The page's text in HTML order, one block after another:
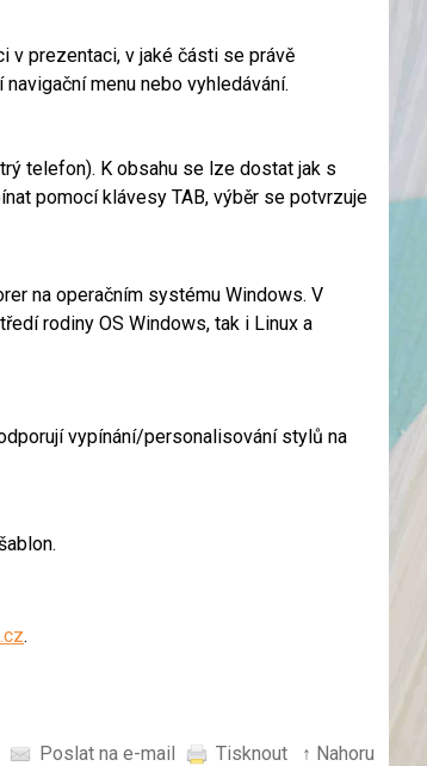
v prezentaci, v jaké části se právě
menu nebo vyhledávání.
telefon). K obsahu se lze dostat jak s
pomocí klávesy TAB, výběr se potvrzuje
na operačním systému Windows. V
rodiny OS Windows, tak i Linux a
vypínání/personalisování stylů na
.
Poslat na e-mail Tisknout ↑ Nahoru